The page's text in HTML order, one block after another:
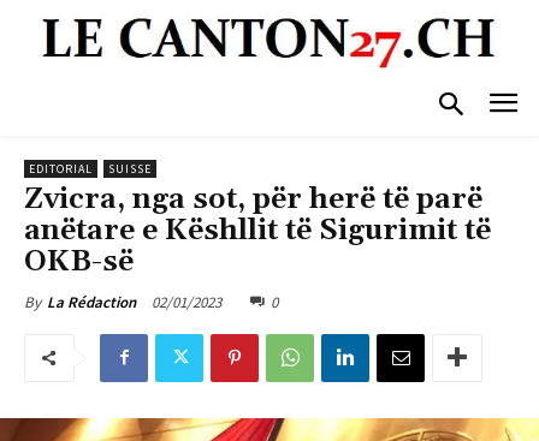
EDITORIAL SUISSE
Zvicra, nga sot, për herë të parë
anëtare e Këshllit të Sigurimit të
OKB-së
By La Rédaction 02/01/2023 0